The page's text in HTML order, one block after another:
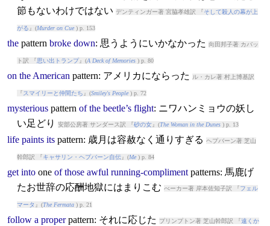
節もないわけではない デンティンガー著 宮脇孝雄訳 『そして殺人の幕が上
がる 』(Murder on Cue) p. 153
the pattern broke down: 思うようにいかなかった 向田邦子著 カバッ
ト訳 『思い出トランプ』(A Deck of Memories) p. 80
on the American pattern: アメリカにならった ル・カレ著 村上博基訳
『スマイリーと仲間たち 』(Smiley's People) p. 72
mysterious pattern of the beetle’s flight: ニワハンミョウの妖し
い足どり
安部公房著 サンダース訳 『砂の女』(The Woman in the Dunes) p. 13
life paints its pattern: 歳月は容赦なく通りすぎる ヘプバーン著 芝山
幹郎訳 『キャサリン・ヘプバーン自伝』(Me) p. 84
get intoone of those awful running-compliment patterns: 馬鹿げ
たお世辞の応酬地獄にはまりこむ べーカー著 岸本佐知子訳 『フェル
マータ 』(The Fermata) p. 21
follow a proper pattern: それに応じた プリンプトン著 芝山幹郎訳 『遠くか